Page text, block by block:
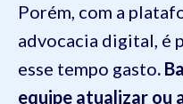
Porém, com a
advocacia digital, é
esse tempo gasto.
equipe atualizar ou